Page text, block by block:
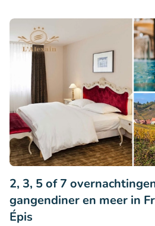
2, 3, 5 of 7
gangendiner en meer in
Épis